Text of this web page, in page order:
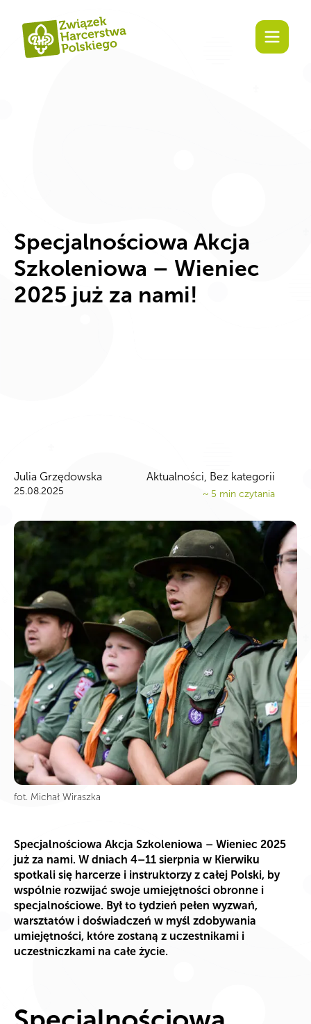
Specjalnościowa Akcja
Szkoleniowa – Wieniec
2025 już za nami!
Julia Grzędowska
25.08.2025
Aktualności Bez kategorii
~ 5 min czytania
fot. Michał Wiraszka
Specjalnościowa Akcja Szkoleniowa – Wieniec 2025
już za nami. W dniach 4–11 sierpnia w Kierwiku
spotkali się harcerze i instruktorzy z całej Polski, by
wspólnie rozwijać swoje umiejętności obronne i
specjalnościowe. Był to tydzień pełen wyzwań,
warsztatów i doświadczeń w myśl zdobywania
umiejętności, które zostaną z uczestnikami i
uczestniczkami na całe życie.